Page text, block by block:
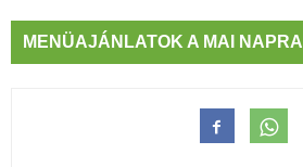
MENÜAJÁNLATOK A MAI NAPRA